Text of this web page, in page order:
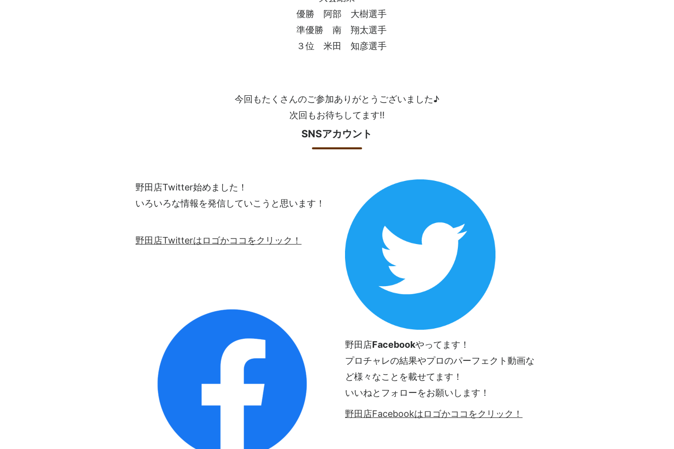
優勝 阿部 大樹選手
準優勝 南 翔太選手
３位 米田 知彦選手
今回もたくさんのご参加ありがとうございました♪
次回もお待ちしてます!!
SNSアカウント
野田店Twitter始めました！
いろいろな情報を発信していこうと思います！
野田店Twitterはロゴかココをクリック！
野田店Facebookやってます！
プロチャレの結果やプロのパーフェクト動画な
ど様々なことを載せてます！
いいねとフォローをお願いします！
野田店Facebookはロゴかココをクリック！